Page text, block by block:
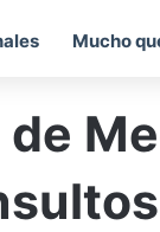
Mucho